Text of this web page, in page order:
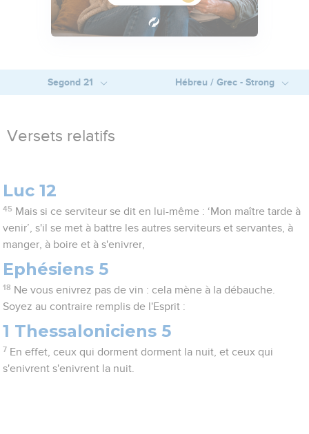
Segond 21 Hébreu / Grec - Strong
Versets relatifs
Luc 12
45 Mais si ce serviteur se dit en lui-même : ‘Mon maître tarde à
venir’, s'il se met à battre les autres serviteurs et servantes, à
manger, à boire et à s'enivrer,
Ephésiens 5
18 Ne vous enivrez pas de vin : cela mène à la débauche.
Soyez au contraire remplis de l'Esprit :
1 Thessaloniciens 5
7 En effet, ceux qui dorment dorment la nuit, et ceux qui
s'enivrent s'enivrent la nuit.